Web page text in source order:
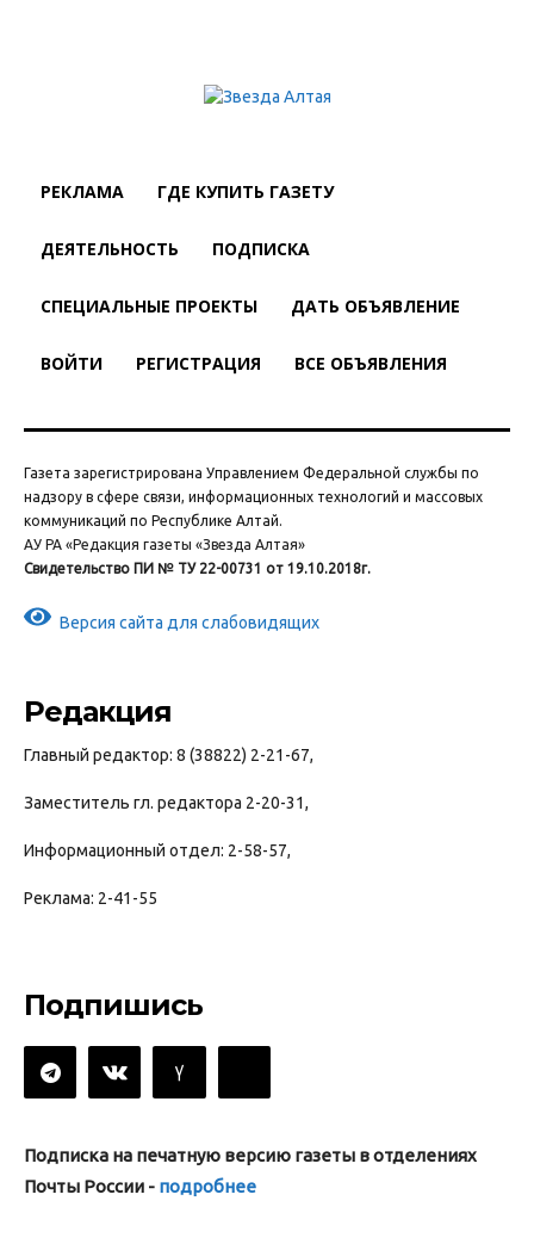
РЕКЛАМА ГДЕ КУПИТЬ ГАЗЕТУ
ДЕЯТЕЛЬНОСТЬ ПОДПИСКА
СПЕЦИАЛЬНЫЕ ПРОЕКТЫ ДАТЬ ОБЪЯВЛЕНИЕ
ВОЙТИ РЕГИСТРАЦИЯ ВСЕ ОБЪЯВЛЕНИЯ
Газета зарегистрирована Управлением Федеральной службы по
надзору в сфере связи, информационных технологий и массовых
коммуникаций по Республике Алтай.
АУ РА «Редакция газеты «Звезда Алтая»
Свидетельство ПИ № ТУ 22-00731 от 19.10.2018г.
Версия сайта для слабовидящих
Редакция
Главный редактор: 8 (38822) 2-21-67,
Заместитель гл. редактора 2-20-31,
Информационный отдел: 2-58-57,
Реклама: 2-41-55
Подпишись
Подписка на печатную версию газеты в отделениях
Почты России - подробнее